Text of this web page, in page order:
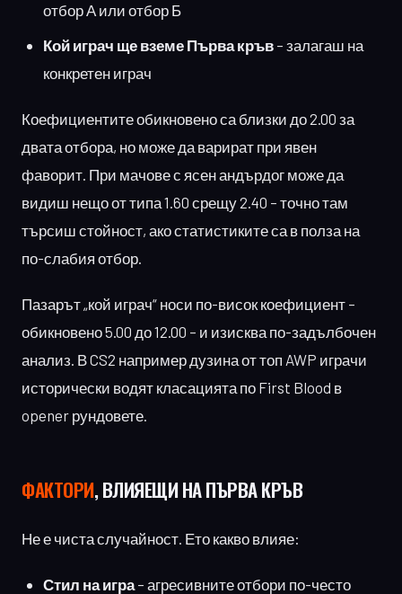
отбор А или отбор Б
Кой играч ще вземе Първа кръв – залагаш на
конкретен играч
Коефициентите обикновено са близки до 2.00 за
двата отбора, но може да варират при явен
фаворит. При мачове с ясен андърдог може да
видиш нещо от типа 1.60 срещу 2.40 – точно там
търсиш стойност, ако статистиките са в полза на
по-слабия отбор.
Пазарът „кой играч“ носи по-висок коефициент –
обикновено 5.00 до 12.00 – и изисква по-задълбочен
анализ. В CS2 например дузина от топ AWP играчи
исторически водят класацията по First Blood в
opener рундовете.
ФАКТОРИ, ВЛИЯЕЩИ НА ПЪРВА КРЪВ
Не е чиста случайност. Ето какво влияе:
Стил на игра – агресивните отбори по-често